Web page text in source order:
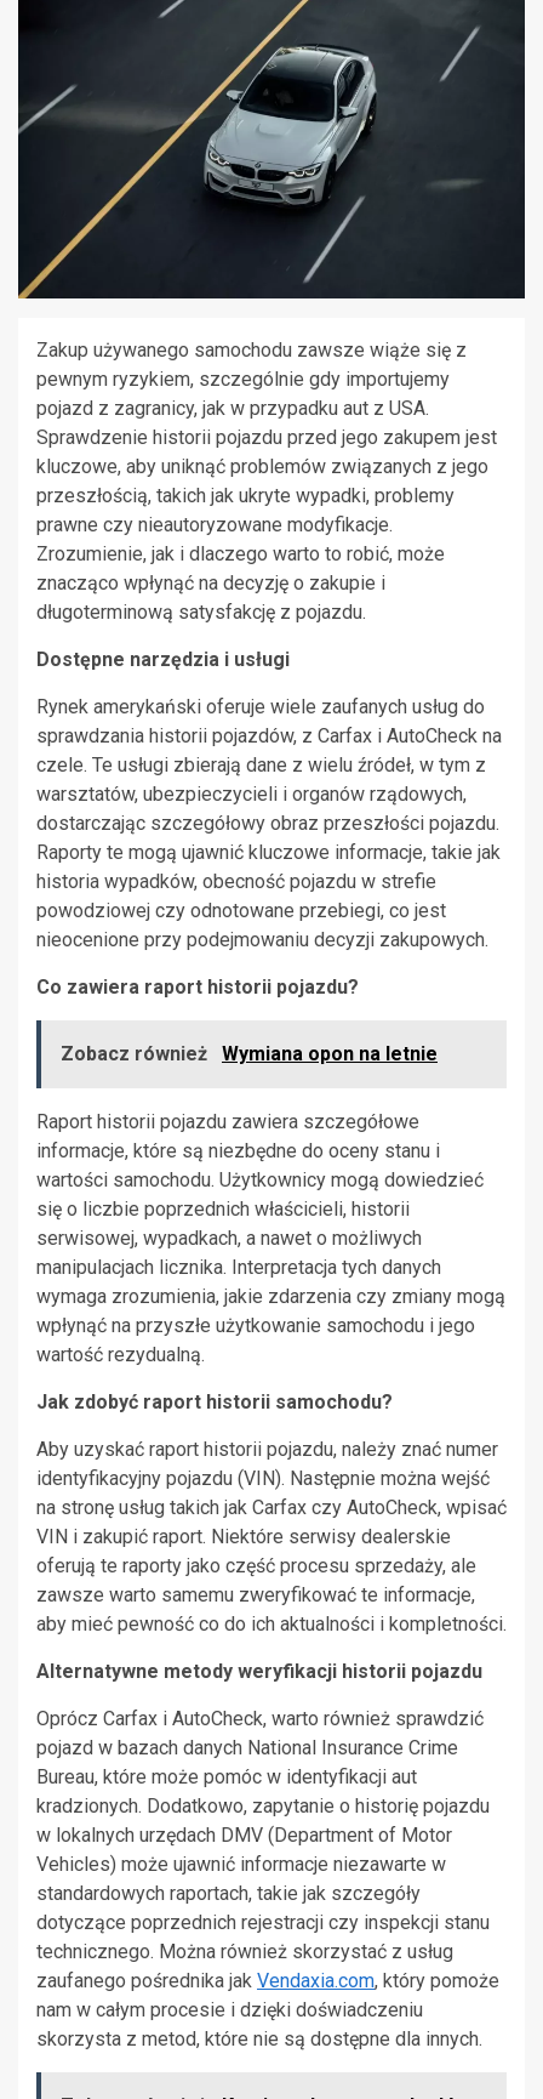
Zakup używanego samochodu zawsze wiąże się z
pewnym ryzykiem, szczególnie gdy importujemy
pojazd z zagranicy, jak w przypadku aut z USA.
Sprawdzenie historii pojazdu przed jego zakupem jest
kluczowe, aby uniknąć problemów związanych z jego
przeszłością, takich jak ukryte wypadki, problemy
prawne czy nieautoryzowane modyfikacje.
Zrozumienie, jak i dlaczego warto to robić, może
znacząco wpłynąć na decyzję o zakupie i
długoterminową satysfakcję z pojazdu.
Dostępne narzędzia i usługi
Rynek amerykański oferuje wiele zaufanych usług do
sprawdzania historii pojazdów, z Carfax i AutoCheck na
czele. Te usługi zbierają dane z wielu źródeł, w tym z
warsztatów, ubezpieczycieli i organów rządowych,
dostarczając szczegółowy obraz przeszłości pojazdu.
Raporty te mogą ujawnić kluczowe informacje, takie jak
historia wypadków, obecność pojazdu w strefie
powodziowej czy odnotowane przebiegi, co jest
nieocenione przy podejmowaniu decyzji zakupowych.
Co zawiera raport historii pojazdu?
Zobacz również Wymiana opon na letnie
Raport historii pojazdu zawiera szczegółowe
informacje, które są niezbędne do oceny stanu i
wartości samochodu. Użytkownicy mogą dowiedzieć
się o liczbie poprzednich właścicieli, historii
serwisowej, wypadkach, a nawet o możliwych
manipulacjach licznika. Interpretacja tych danych
wymaga zrozumienia, jakie zdarzenia czy zmiany mogą
wpłynąć na przyszłe użytkowanie samochodu i jego
wartość rezydualną.
Jak zdobyć raport historii samochodu?
Aby uzyskać raport historii pojazdu, należy znać numer
identyfikacyjny pojazdu (VIN). Następnie można wejść
na stronę usług takich jak Carfax czy AutoCheck, wpisać
VIN i zakupić raport. Niektóre serwisy dealerskie
oferują te raporty jako część procesu sprzedaży, ale
zawsze warto samemu zweryfikować te informacje,
aby mieć pewność co do ich aktualności i kompletności.
Alternatywne metody weryfikacji historii pojazdu
Oprócz Carfax i AutoCheck, warto również sprawdzić
pojazd w bazach danych National Insurance Crime
Bureau, które może pomóc w identyfikacji aut
kradzionych. Dodatkowo, zapytanie o historię pojazdu
w lokalnych urzędach DMV (Department of Motor
Vehicles) może ujawnić informacje niezawarte w
standardowych raportach, takie jak szczegóły
dotyczące poprzednich rejestracji czy inspekcji stanu
technicznego. Można również skorzystać z usług
zaufanego pośrednika jak Vendaxia.com, który pomoże
nam w całym procesie i dzięki doświadczeniu
skorzysta z metod, które nie są dostępne dla innych.